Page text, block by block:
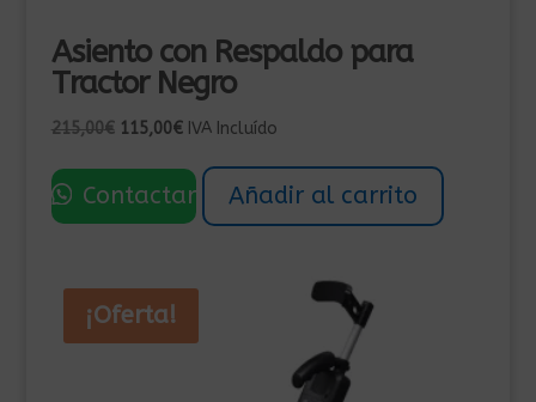
Asiento con Respaldo para
Tractor Negro
215,00€ El
original
era:
115,00€El
actual
es:
IVA Incluído
Contactar Añadir al carrito
¡Oferta!